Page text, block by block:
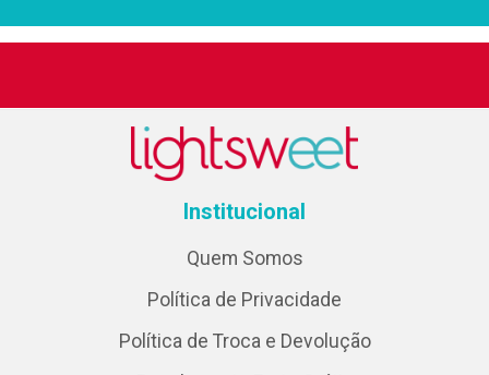
Institucional
Quem Somos
Política de Privacidade
Política de Troca e Devolução